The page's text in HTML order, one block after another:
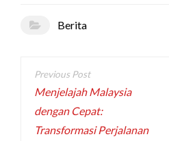
Berita
Navigasi
pos
Menjelajah Malaysia
dengan Cepat:
Transformasi Perjalanan